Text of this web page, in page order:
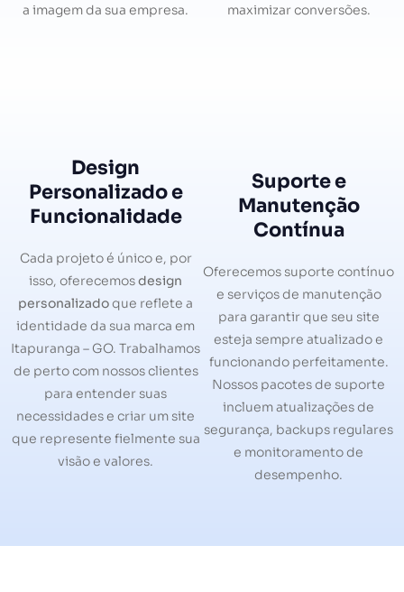
a imagem da sua empresa.
maximizar conversões.
Design
Personalizado e
Funcionalidade
Cada projeto é único e, por
isso, oferecemosdesign
personalizadoque reflete a
identidade da sua marca em
Itapuranga – GO. Trabalhamos
de perto com nossos clientes
para entender suas
necessidades e criar um site
que represente fielmente sua
visão e valores.
Suporte e
Manutenção
Contínua
Oferecemos suporte contínuo
e serviços de manutenção
para garantir que seu site
esteja sempre atualizado e
funcionando perfeitamente.
Nossos pacotes de suporte
incluem atualizações de
segurança, backups regulares
e monitoramento de
desempenho.